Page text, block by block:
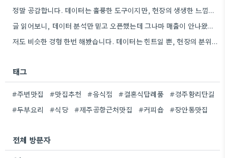
정말 공감합니다. 데이터는 훌륭한 도구이지만, 현장의 생생한 느낌을 놓치면 큰 의미가 없다는 말씀이 와닿네요.
글 읽어보니, 데이터 분석만 믿고 오픈했는데 그나마 매출이 안나왔던 경험이 생각나네요. 현장의 분위기, 손님 반응이…
저도 비슷한 경험 한번 해봤습니다. 데이터는 힌트일 뿐, 현장의 분위기는 정말 예측하기 어렵더라구요.
태그
#주변맛집 #맛집추천 #음식점 #결혼식답례품
#경주황리단길
#두부요리
#식당 #제주공항근처맛집 #커피숍 #장안동맛집
전체 방문자